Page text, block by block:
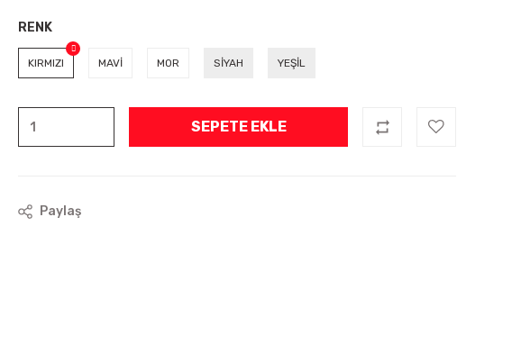
RENK
KIRMIZI MAVİ MOR SİYAH YEŞİL
SEPETE EKLE
Paylaş